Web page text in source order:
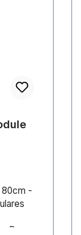
80cm -
Das